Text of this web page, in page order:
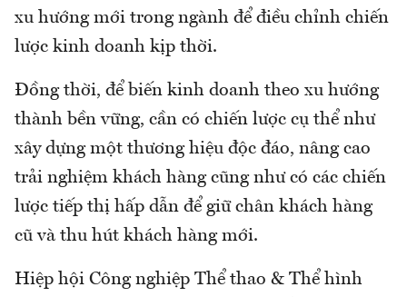
xu hướng mới trong ngành để điều chỉnh chiến
lược kinh doanh kịp thời.
Đồng thời, để biến kinh doanh theo xu hướng
thành bền vững, cần có chiến lược cụ thể như
xây dựng một thương hiệu độc đáo, nâng cao
trải nghiệm khách hàng cũng như có các chiến
lược tiếp thị hấp dẫn để giữ chân khách hàng
cũ và thu hút khách hàng mới.
Hiệp hội Công nghiệp Thể thao & Thể hình